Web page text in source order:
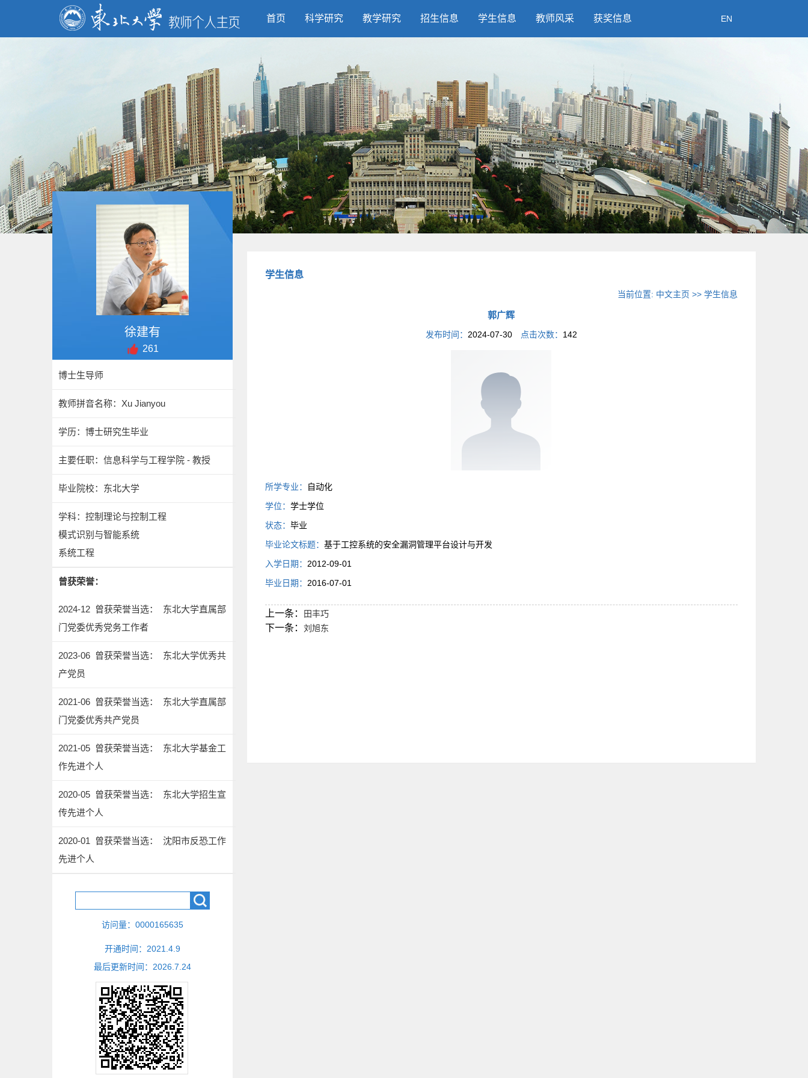
首页 科学研究 教学研究 招生信息 学生信息 教师风采 获奖信息 EN
徐建有
261
博士生导师
教师拼音名称：Xu Jianyou
学历：博士研究生毕业
主要任职：信息科学与工程学院 - 教授
毕业院校：东北大学
学科：控制理论与控制工程
模式识别与智能系统
系统工程
曾获荣誉：
2024-12 曾获荣誉当选： 东北大学直属部
门党委优秀党务工作者
2023-06 曾获荣誉当选： 东北大学优秀共
产党员
2021-06 曾获荣誉当选： 东北大学直属部
门党委优秀共产党员
2021-05 曾获荣誉当选： 东北大学基金工
作先进个人
2020-05 曾获荣誉当选： 东北大学招生宣
传先进个人
2020-01 曾获荣誉当选： 沈阳市反恐工作
先进个人
访问量： 0000165635
开通时间： 2021 4 9
最后更新时间： 2026 7 24
学生信息
当前位置: 中文主页 >>学生信息
郭广辉
发布时间： 2024-07-30 点击次数： 142
所学专业：
自动化
学位： 学士学位
状态： 毕业
毕业论文标题： 基于工控系统的安全漏洞管理平台设计与开发
入学日期： 2012-09-01
毕业日期： 2016-07-01
上一条： 田丰巧
下一条： 刘旭东